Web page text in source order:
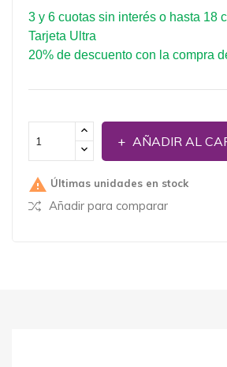
3 y 6 cuotas sin interés o hasta 18
Tarjeta Ultra
20% de descuento con la compra
AÑADIR AL
 Últimas unidades en stock
Añadir para comparar